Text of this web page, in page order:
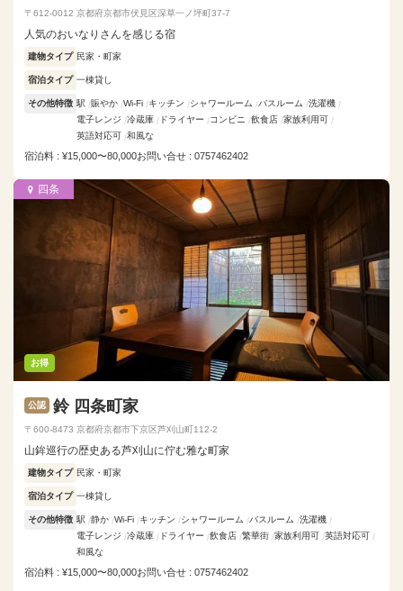
〒612-0012 京都府京都市伏見区深草一ノ坪町37-7
人気のおいなりさんを感じる宿
建物タイプ 民家・町家
宿泊タイプ 一棟貸し
その他特徴 駅 賑やか Wi-Fi キッチン シャワールーム バスルーム
洗濯機
電子レンジ
冷蔵庫 ドライヤー コンビニ 飲食店 家族利用可
英語対応可 和風な
宿泊料 : ¥15,000〜80,000お問い合せ : 0757462402
公認 鈴 四条町家
〒600-8473 京都府京都市下京区芦刈山町112-2
四条
山鉾巡行の歴史ある芦刈山に佇む雅な町家
建物タイプ 民家・町家
宿泊タイプ 一棟貸し
その他特徴 駅 静か Wi-Fi キッチン シャワールーム バスルーム
洗濯機
電子レンジ
冷蔵庫 ドライヤー 飲食店 繁華街 家族利用可 英語対応可
和風な
宿泊料 : ¥15,000〜80,000お問い合せ : 0757462402
お得